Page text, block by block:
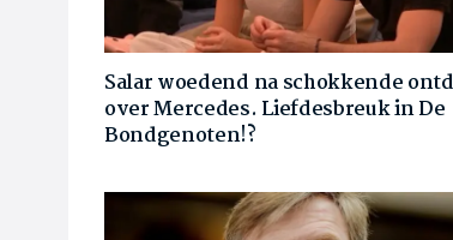
Salar woedend na schokkende
over Mercedes. Liefdesbreuk in De
Bondgenoten!?